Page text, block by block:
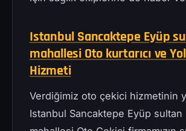
Istanbul Sancaktepe Eyüp
mahallesi Oto kurtarıcı ve
Hizmeti
Verdiğimiz oto çekici hizmetinin
Istanbul Sancaktepe Eyüp sultan